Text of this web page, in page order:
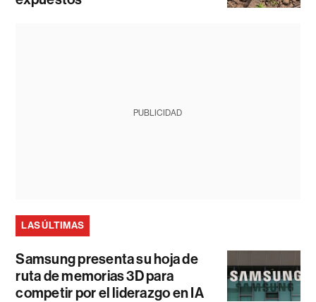
PUBLICIDAD
LAS ÚLTIMAS
Samsung presenta su hoja de
ruta de memorias 3D para
competir por el liderazgo en IA